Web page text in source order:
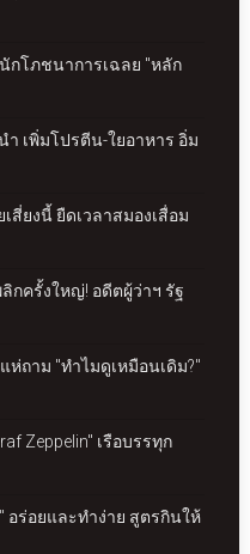
กโภชนาการเฉลย "หลัก
เพิ่มโปรตีน-ใยอาหาร อิ่ม
สี่ยงนี้ ยืดเวลาสมองเสื่อม
กครั้งใหญ่! อดีตผู้ว่าฯ รัฐ
ห่ถาม "ทำไมดูเหมือนเดิม?"
Zeppelin" เรือบรรทุก
อร่อยและทำง่าย สูตรกินให้